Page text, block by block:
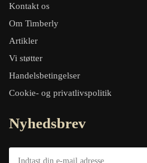
Kontakt os
Om Timberly
Artikler
Vi støtter
Handelsbetingelser
Cookie- og privatlivspolitik
Nyhedsbrev